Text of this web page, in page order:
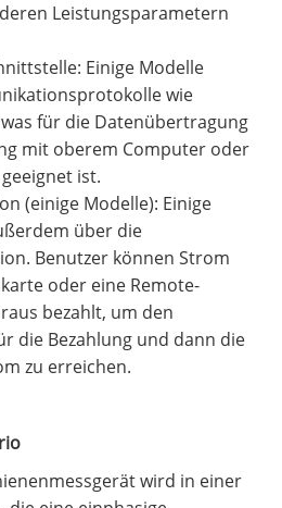
Leistungsparametern
Einige Modelle
wie
was für die Datenübertragung
mit oberem Computer oder
ist.
(einige Modelle): Einige
über die
Benutzer können Strom
oder eine Remote-
bezahlt, um den
die Bezahlung und dann die
zu erreichen.
wird in einer